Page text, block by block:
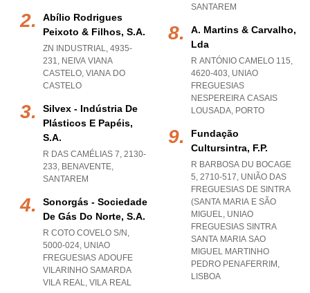
Abílio Rodrigues
Peixoto & Filhos, S.a.
ZN INDUSTRIAL, 4935-
231, NEIVA VIANA
CASTELO, VIANA DO
CASTELO
Silvex - Indústria De
Plásticos E Papéis,
S.a.
R DAS CAMÉLIAS 7, 2130-
233, BENAVENTE,
SANTAREM
Sonorgás - Sociedade
De Gás Do Norte, S.a.
R COTO COVELO S/N,
5000-024, UNIAO
FREGUESIAS ADOUFE
VILARINHO SAMARDA
VILA REAL, VILA REAL
SANTAREM
A. Martins & Carvalho,
Lda
R ANTÓNIO CAMELO 115,
4620-403, UNIAO
FREGUESIAS
NESPEREIRA CASAIS
LOUSADA, PORTO
Fundação
Cultursintra, F.p.
R BARBOSA DU BOCAGE
5, 2710-517, UNIÃO DAS
FREGUESIAS DE SINTRA
(SANTA MARIA E SÃO
MIGUEL, UNIAO
FREGUESIAS SINTRA
SANTA MARIA SAO
MIGUEL MARTINHO
PEDRO PENAFERRIM ,
LISBOA